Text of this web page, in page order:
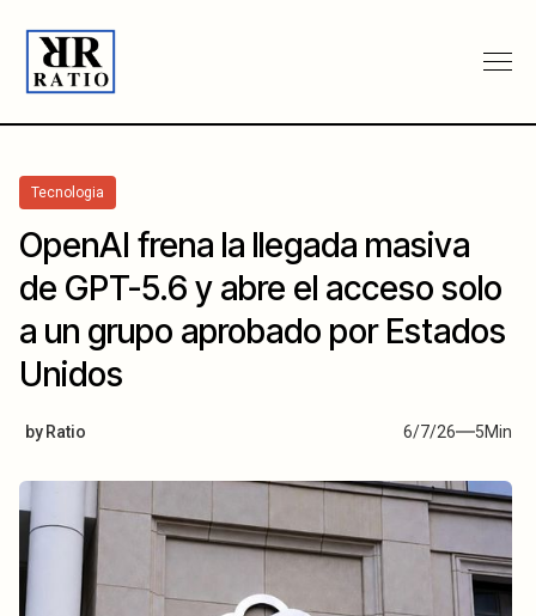
Tecnologia
OpenAI frena la llegada masiva
de GPT-5.6 y abre el acceso solo
a un grupo aprobado por Estados
Unidos
by Ratio 6/7/26 5Min